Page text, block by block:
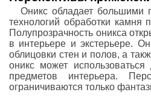
Оникс обладает большими
технологий обработки камня
Полупрозрачность оникса
в интерьере и экстерьере.
облицовки стен и полов, а
оникс может
предметов интерьера.
ограничиваются только